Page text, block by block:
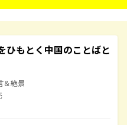
ひもとく中国のことばと
＆絶景